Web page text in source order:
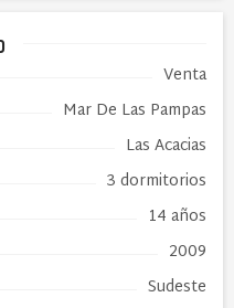
Venta
Mar De Las Pampas
Las Acacias
3 dormitorios
14 años
2009
Sudeste